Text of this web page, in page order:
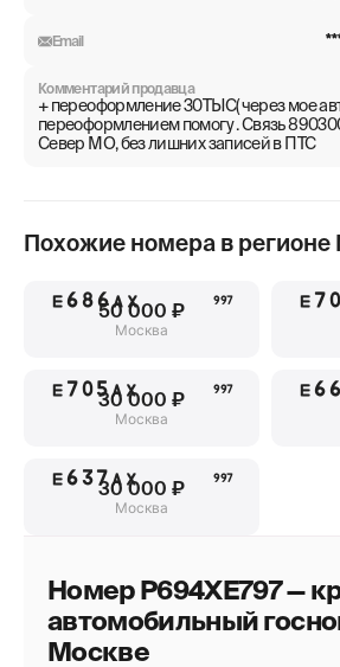
Email
Комментарий продавца
+ переоформление 30ТЫС( через мое
переоформлением помогу . Связь
Север МО, без лишних записей в ПТС
Похожие номера в регионе
Е686АХ 997
50 000 ₽
Москва
Е705АХ 997
30 000 ₽
Москва
Е637АХ 997
30 000 ₽
Москва
Номер Р694ХЕ797 —
автомобильный
Москве